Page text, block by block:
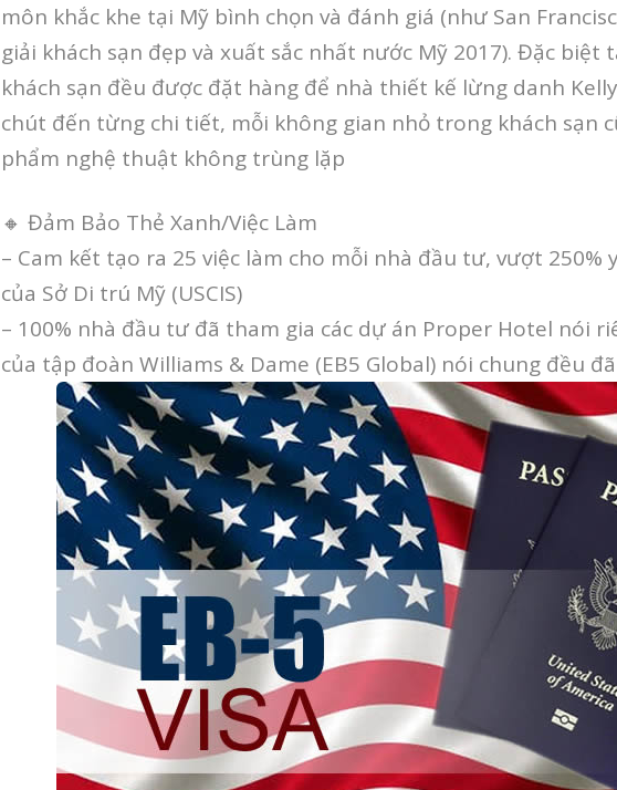
môn khắc khe tại Mỹ bình chọn và đánh giá (như San
giải khách sạn đẹp và xuất sắc nhất nước Mỹ 2017). Đặc biệt
khách sạn đều được đặt hàng để nhà thiết kế lừng danh
chút đến từng chi tiết, mỗi không gian nhỏ trong khách sạn
phẩm nghệ thuật không trùng lặp
🔸 Đảm Bảo Thẻ Xanh/Việc Làm
– Cam kết tạo ra 25 việc làm cho mỗi nhà đầu tư, vượt 250%
của Sở Di trú Mỹ (USCIS)
– 100% nhà đầu tư đã tham gia các dự án Proper Hotel nói
của tập đoàn Williams & Dame (EB5 Global) nói chung đều